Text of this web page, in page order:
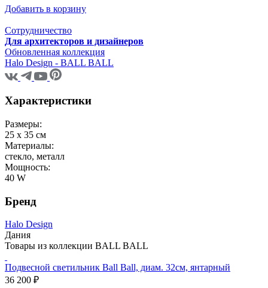
Добавить в корзину
Сотрудничество
Для архитекторов и дизайнеров
Обновленная коллекция
Halo Design - BALL BALL
Характеристики
Размеры:
25 х 35 см
Материалы:
стекло, металл
Мощность:
40 W
Бренд
Halo Design
Дания
Товары из коллекции BALL BALL
Подвесной светильник Ball Ball, диам. 32см, янтарный
36 200 ₽